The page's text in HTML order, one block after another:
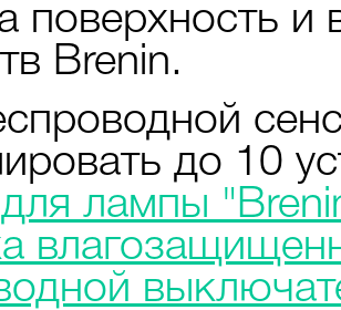
поверхность
Brenin.
до 10
для лампы